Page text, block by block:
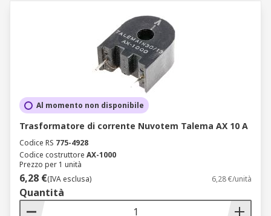
Al momento non disponibile
Trasformatore di corrente Nuvotem Talema AX 10 A
Codice RS 775-4928
Codice costruttore AX-1000
Prezzo per 1 unità
6,28 €(IVA esclusa) 6,28 €/unità
Quantità